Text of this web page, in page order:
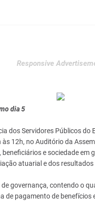
Responsive
dia 5
dos Servidores Públicos
12h, no Auditório da
e sociedade em
atuarial e dos
governança, contendo o
de pagamento de